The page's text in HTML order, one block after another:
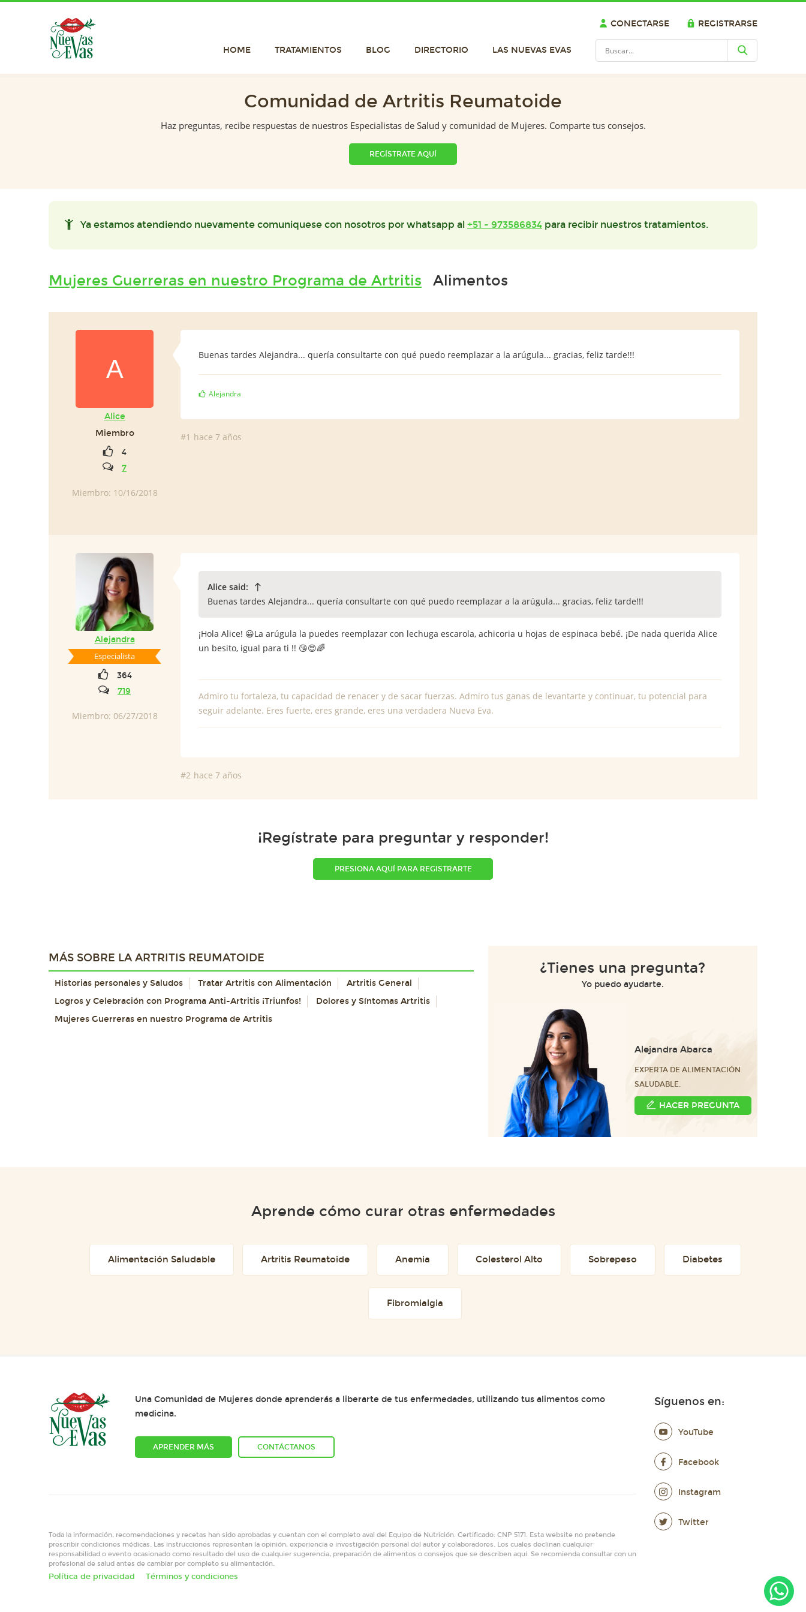
CONECTARSE REGISTRARSE
HOME TRATAMIENTOS BLOG DIRECTORIO LAS NUEVAS EVAS
Comunidad de Artritis Reumatoide
Haz preguntas, recibe respuestas de nuestros Especialistas de Salud y comunidad de Mujeres. Comparte tus consejos.
REGÍSTRATE AQUÍ
Ya estamos atendiendo nuevamente comuniquese con nosotros por whatsapp al +51 - 973586834 para recibir nuestros tratamientos.
Mujeres Guerreras en nuestro Programa de Artritis Alimentos
A
Alice
Miembro
4
7
Miembro: 10/16/2018
Buenas tardes Alejandra... quería consultarte con qué puedo reemplazar a la arúgula... gracias, feliz tarde!!!
Alejandra
#1 hace 7 años
Alejandra
Especialista
364
719
Miembro: 06/27/2018
Alice said:
Buenas tardes Alejandra... quería consultarte con qué puedo reemplazar a la arúgula... gracias, feliz tarde!!!
¡Hola Alice! 😀La arúgula la puedes reemplazar con lechuga escarola, achicoria u hojas de espinaca bebé. ¡De nada querida Alice
un besito, igual para ti !! 😘😍🌈
Admiro tu fortaleza, tu capacidad de renacer y de sacar fuerzas. Admiro tus ganas de levantarte y continuar, tu potencial para
seguir adelante. Eres fuerte, eres grande, eres una verdadera Nueva Eva.
#2 hace 7 años
¡Regístrate para preguntar y responder!
PRESIONA AQUÍ PARA REGISTRARTE
MÁS SOBRE LA ARTRITIS REUMATOIDE
Historias personales y Saludos Tratar Artritis con Alimentación
Artritis General
Logros y Celebración con Programa Anti-Artritis ¡Triunfos!
Dolores y Síntomas Artritis
Mujeres Guerreras en nuestro Programa de Artritis
¿Tienes una pregunta?
Yo puedo ayudarte.
Alejandra Abarca
EXPERTA DE ALIMENTACIÓN
SALUDABLE.
HACER PREGUNTA
Aprende cómo curar otras enfermedades
Alimentación Saludable Artritis Reumatoide Anemia Colesterol Alto Sobrepeso Diabetes
Fibromialgia
Una Comunidad de Mujeres donde aprenderás a liberarte de tus enfermedades, utilizando tus alimentos como
medicina.
APRENDER MÁS CONTÁCTANOS
Toda la información, recomendaciones y recetas han sido aprobadas y cuentan con el completo aval del Equipo de Nutrición. Certificado: CNP 5171. Esta website no pretende
prescribir condiciones médicas. Las instrucciones representan la opinión, experiencia e investigación personal del autor y colaboradores. Los cuales declinan cualquier
responsabilidad o evento ocasionado como resultado del uso de cualquier sugerencia, preparación de alimentos o consejos que se describen aquí. Se recomienda consultar con un
profesional de salud antes de cambiar por completo su alimentación.
Política de privacidad Términos y condiciones
Síguenos en:
YouTube
Facebook
Instagram
Twitter